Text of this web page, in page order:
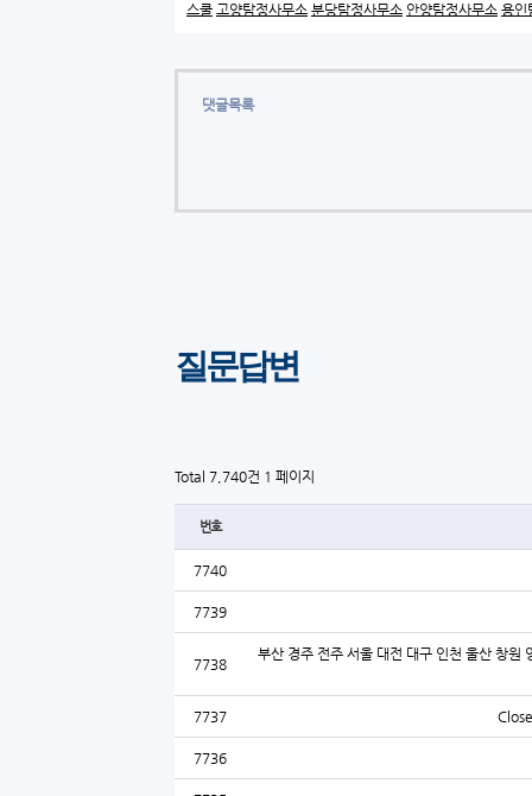
스쿨 고양탐정사무소 분당탐정사무소 안양탐정사무소 용인
댓글목록
질문답변
Total 7,740건 1 페이지
번호
7740
7739
7738
부산 경주 전주 서울 대전 대구 인천 울산 창
7737
7736